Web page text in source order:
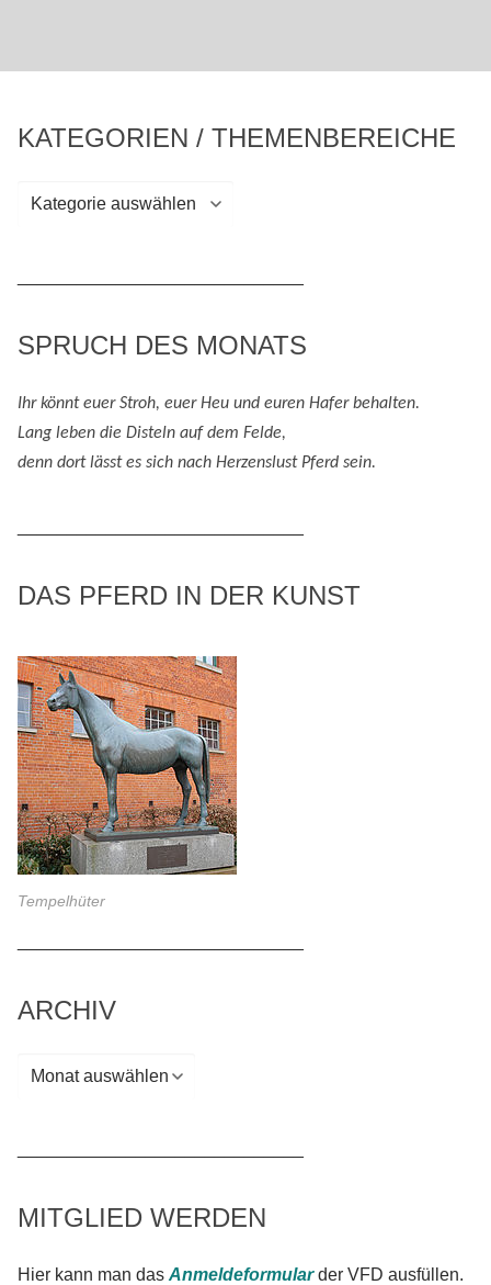
KATEGORIEN / THEMENBEREICHE
Kategorien
SPRUCH DES MONATS
Ihr könnt euer Stroh, euer Heu und euren Hafer behalten.
Lang leben die Disteln auf dem Felde,
denn dort lässt es sich nach Herzenslust Pferd sein.
DAS PFERD IN DER KUNST
Tempelhüter
ARCHIV
Archiv
MITGLIED WERDEN
Hier kann man das Anmeldeformularder VFD ausfüllen.